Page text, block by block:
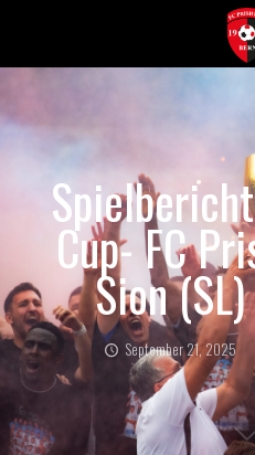
Cup- FC
Sion
September 21, 2025